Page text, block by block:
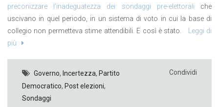
preconizzare l’inadeguatezza dei sondaggi pre-elettorali che
uscivano in quel periodo, in un sistema di voto in cui la base di
collegio non permetteva stime attendibili. E così è stato.
Leggi di
più
Governo, Incertezza, Partito
Democratico, Post elezioni,
Sondaggi
Condividi